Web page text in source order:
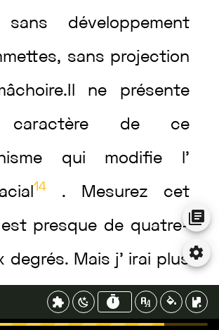
sans développement
, sans projection
. ne présente
caractère de ce
qui modifie l’
14 . Mesurez cet
est presque de quatre-
degrés. Mais j’ irai plus
dansle chemin des